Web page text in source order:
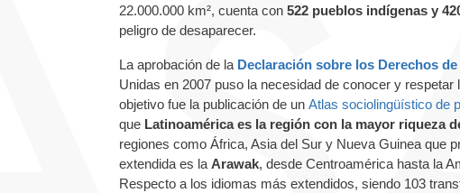
22.000.000 km², cuenta con 522 pueblos indígenas y
peligro de desaparecer.
La aprobación de la Declaración sobre los Derechos
Unidas en 2007 puso la necesidad de conocer y
objetivo fue la publicación de un Atlas sociolingüístico de
que Latinoamérica es la región con la mayor riqueza
regiones como África, Asia del Sur y Nueva Guinea que
extendida es la Arawak, desde Centroamérica hasta la
Respecto a los idiomas más extendidos, siendo 103